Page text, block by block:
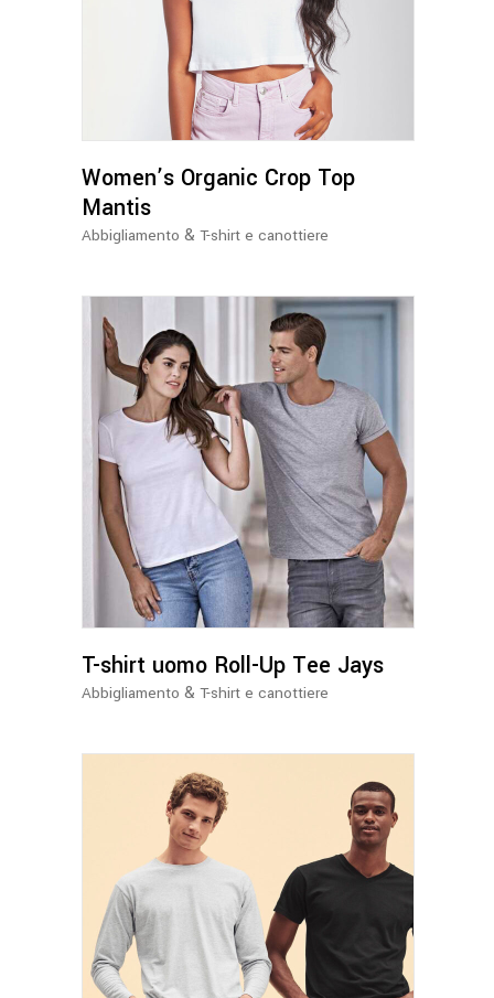
prodotto
più
varianti.
Le
opzioni
possono
del
prodotto
Women’s Organic Crop Top
Mantis
Abbigliamento & T-shirt e canottiere
Questo
prodotto
ha
più
varianti.
Le
opzioni
possono
essere
T-shirt uomo Roll-Up Tee Jays
Abbigliamento & T-shirt e canottiere
Questo
prodotto
ha